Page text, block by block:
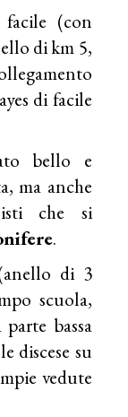
(con
di km 5,
di facile
bello e
ma anche
che si
.
di 3
scuola,
bassa
discese su
vedute